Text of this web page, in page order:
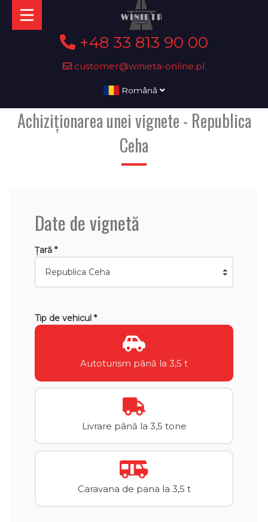
+48 33 813 90 00
customer@winieta-online.pl
Română
Achiziționarea unei vignete - Republica
Ceha
Date de vignetă
Țară *
Tip de vehicul *
Autoturism până la 3,5 t
Livrare până la 3,5 tone
Caravana de pana la 3,5 t